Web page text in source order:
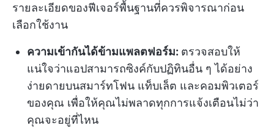
รายละเอียดของฟีเจอร์พื้นฐานที่ควรพิจารณาก่อน
เลือกใช้งาน
ความเข้ากันได้ข้ามแพลตฟอร์ม: ตรวจสอบให้
แน่ใจว่าแอปสามารถซิงค์กับปฏิทินอื่น ๆ ได้อย่าง
ง่ายดายบนสมาร์ทโฟน แท็บเล็ต และคอมพิวเตอร์
ของคุณ เพื่อให้คุณไม่พลาดทุกการแจ้งเตือนไม่ว่า
คุณจะอยู่ที่ไหน